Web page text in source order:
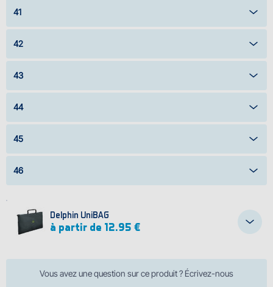
41
42
43
44
45
46
Delphin UniBAG
à partir de 12.95 €
Vous avez une question sur ce produit ? Écrivez-nous